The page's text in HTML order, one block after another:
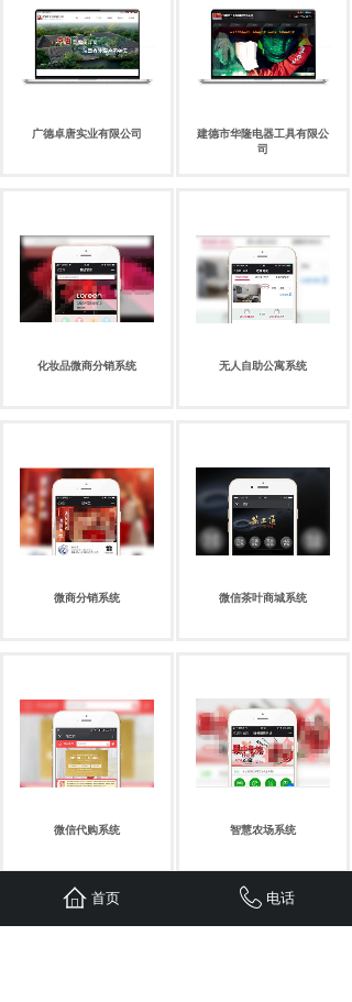
广德卓唐实业有限公司
建德市华隆电器工具有限公
司
化妆品微商分销系统 无人自助公寓系统
微商分销系统 微信茶叶商城系统
微信代购系统 智慧农场系统
首页 电话